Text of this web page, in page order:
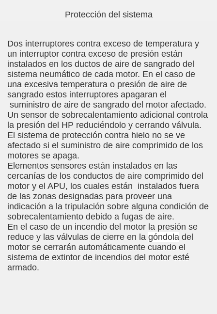
Protección del sistema
Dos interruptores contra exceso de temperatura y
un interruptor contra exceso de presión están
instalados en los ductos de aire de sangrado del
sistema neumático de cada motor. En el caso de
una excesiva temperatura o presión de aire de
sangrado estos interruptores apagaran el
suministro de aire de sangrado del motor afectado.
Un sensor de sobrecalentamiento adicional controla
la presión del HP reduciéndolo y cerrando válvula.
El sistema de protección contra hielo no se ve
afectado si el suministro de aire comprimido de los
motores se apaga.
Elementos sensores están instalados en las
cercanías de los conductos de aire comprimido del
motor y el APU, los cuales están instalados fuera
de las zonas designadas para proveer una
indicación a la tripulación sobre alguna condición de
sobrecalentamiento debido a fugas de aire.
En el caso de un incendio del motor la presión se
reduce y las válvulas de cierre en la góndola del
motor se cerrarán automáticamente cuando el
sistema de extintor de incendios del motor esté
armado.